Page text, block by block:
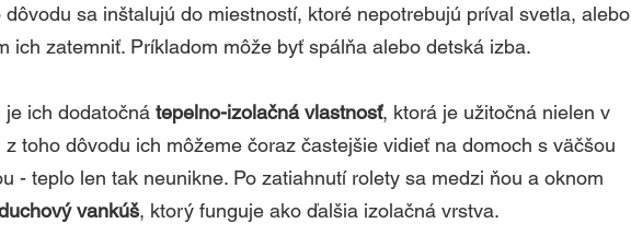
sa inštalujú do miestností, ktoré nepotrebujú príval svetla, alebo
ich zatemniť. Príkladom môže byť spálňa alebo detská izba.
ich dodatočná tepelno-izolačná vlastnosť, ktorá je užitočná nielen v
z toho dôvodu ich môžeme čoraz častejšie vidieť na domoch s väčšou
- teplo len tak neunikne. Po zatiahnutí rolety sa medzi ňou a oknom
vankúš, ktorý funguje ako ďalšia izolačná vrstva.